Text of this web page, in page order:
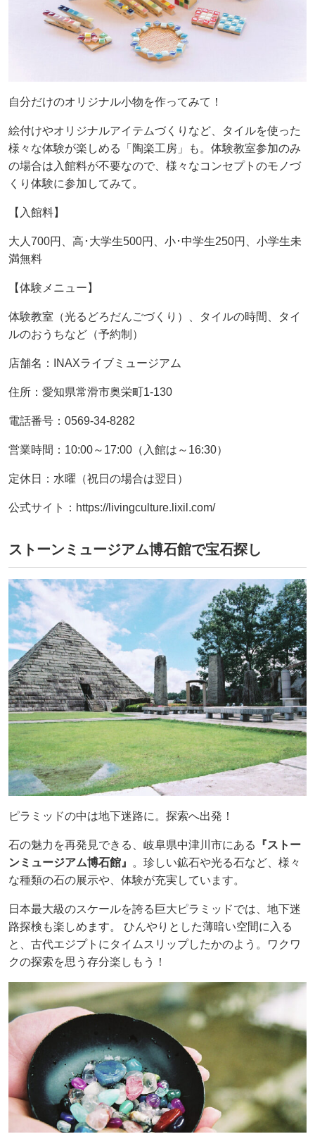
自分だけのオリジナル小物を作ってみて！
絵付けやオリジナルアイテムづくりなど、タイルを使った
様々な体験が楽しめる「陶楽工房」も。体験教室参加のみ
の場合は入館料が不要なので、様々なコンセプトのモノづ
くり体験に参加してみて。
【入館料】
大人700円、高･大学生500円、小･中学生250円、小学生未
満無料
【体験メニュー】
体験教室（光るどろだんごづくり）、タイルの時間、タイ
ルのおうちなど（予約制）
店舗名：INAXライブミュージアム
住所：愛知県常滑市奥栄町1-130
電話番号：0569-34-8282
営業時間：10:00～17:00（入館は～16:30）
定休日：水曜（祝日の場合は翌日）
公式サイト：https://livingculture.lixil.com/
ストーンミュージアム博石館で宝石探し
ピラミッドの中は地下迷路に。探索へ出発！
石の魅力を再発見できる、岐阜県中津川市にある
『ストー
ンミュージアム博石館』
。珍しい鉱石や光る石など、様々
な種類の石の展示や、体験が充実しています。
日本最大級のスケールを誇る巨大ピラミッドでは、地下迷
路探検も楽しめます。 ひんやりとした薄暗い空間に入る
と、古代エジプトにタイムスリップしたかのよう。ワクワ
クの探索を思う存分楽しもう！